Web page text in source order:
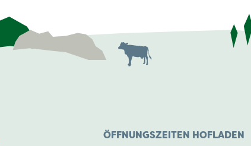
ÖFFNUNGSZEITEN HOFLADEN